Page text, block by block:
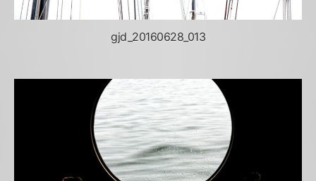
gjd_20160628_013